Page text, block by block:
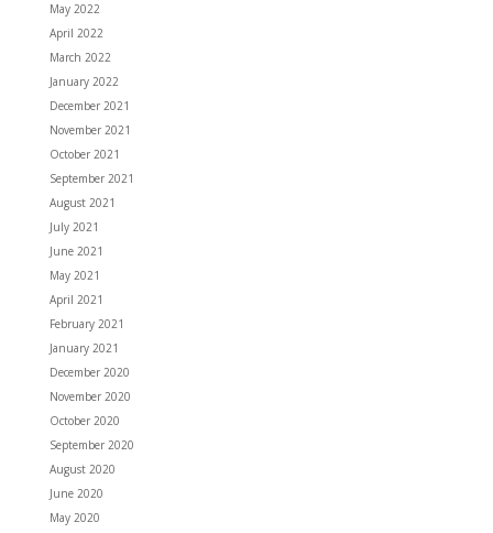
May 2022
April 2022
March 2022
January 2022
December 2021
November 2021
October 2021
September 2021
August 2021
July 2021
June 2021
May 2021
April 2021
February 2021
January 2021
December 2020
November 2020
October 2020
September 2020
August 2020
June 2020
May 2020